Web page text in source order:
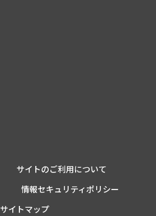
サイトのご利用について
情報セキュリティポリシー
サイトマップ